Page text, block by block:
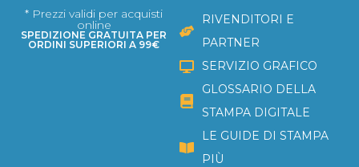
* Prezzi validi per acquisti
online
SPEDIZIONE GRATUITA PER
ORDINI SUPERIORI A 99€
RIVENDITORI E
PARTNER
SERVIZIO GRAFICO
GLOSSARIO DELLA
STAMPA DIGITALE
LE GUIDE DI STAMPA
PIÙ